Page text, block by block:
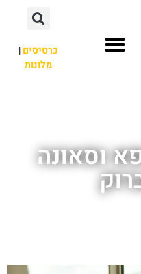
כרטיסים|
מלונות
וסאונה